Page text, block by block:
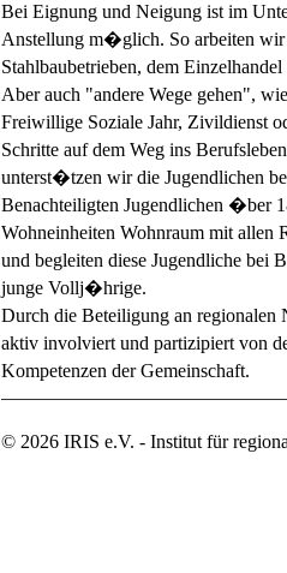
Bei Eignung und Neigung ist im
Anstellung m�glich. So arbeiten
Stahlbaubetrieben, dem
Aber auch "andere Wege gehen",
Freiwillige Soziale Jahr, Zivildienst
Schritte auf dem Weg ins
unterst�tzen wir die Jugendlichen
Benachteiligten Jugendlichen �ber
Wohneinheiten Wohnraum mit allen
und begleiten diese Jugendliche
junge Vollj�hrige.
Durch die Beteiligung an regionalen
aktiv involviert und partizipiert von
Kompetenzen der Gemeinschaft.
© 2026 IRIS e.V. - Institut für